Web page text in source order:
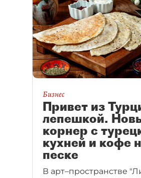
Бизнес
Привет из
лепешкой.
корнер с
кухней и кофе
песке
В арт–пространстве